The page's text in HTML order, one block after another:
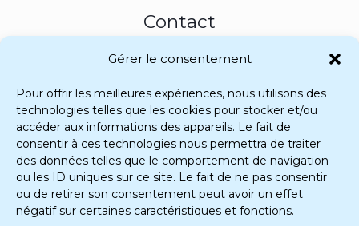
Gérer le consentement
Pour offrir les meilleures expériences, nous utilisons des
technologies telles que les cookies pour stocker et/ou
accéder aux informations des appareils. Le fait de
consentir à ces technologies nous permettra de traiter
des données telles que le comportement de navigation
ou les ID uniques sur ce site. Le fait de ne pas consentir
ou de retirer son consentement peut avoir un effet
négatif sur certaines caractéristiques et fonctions.
Contact
Accompagnement 100% distanciel • Secteur Bergerac
+33 6 79 04 10 46